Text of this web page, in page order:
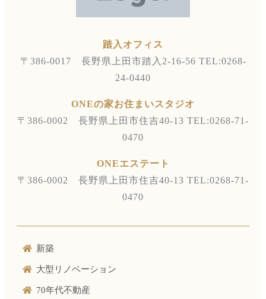
踏入オフィス
〒386-0017 長野県上田市踏入2-16-56 TEL:0268-
24-0440
ONEの家お住まいスタジオ
〒386-0002 長野県上田市住吉40-13 TEL:0268-71-
0470
ONEエステート
〒386-0002 長野県上田市住吉40-13 TEL:0268-71-
0470
新築
大型リノベーション
70年代不動産